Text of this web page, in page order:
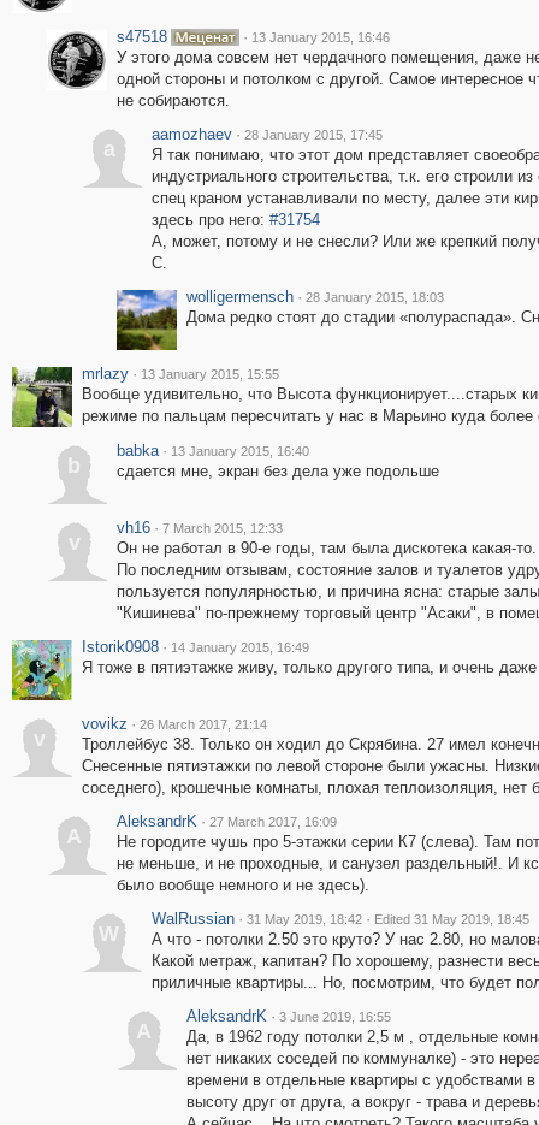
s47518 · 13 January 2015, 16:46
У этого дома совсем нет чердачного помещения, даже
одной стороны и потолком с другой. Самое
не собираются.
a
aamozhaev · 28 January 2015, 17:45
Я так понимаю, что этот дом представляет
индустриального строительства, т.к. его строили
спец краном устанавливали по месту, далее эти
здесь про него: #31754
А, может, потому и не снесли? Или же крепкий
С.
wolligermensch · 28 January 2015, 18:03
Дома редко стоят до стадии «полураспада».
mrlazy · 13 January 2015, 15:55
Вообще удивительно, что Высота функционирует....старых
режиме по пальцам пересчитать у нас в Марьино куда
b
babka · 13 January 2015, 16:40
сдается мне, экран без дела уже подольше
v
vh16 · 7 March 2015, 12:33
Он не работал в 90-е годы, там была дискотека какая-
По последним отзывам, состояние залов и туалетов
пользуется популярностью, и причина ясна: старые
"Кишинева" по-прежнему торговый центр "Асаки", в
Istorik0908 · 14 January 2015, 16:49
Я тоже в пятиэтажке живу, только другого типа, и очень
v
vovikz · 26 March 2017, 21:14
Троллейбус 38. Только он ходил до Скрябина. 27 имел
Снесенные пятиэтажки по левой стороне были ужасны.
соседнего), крошечные комнаты, плохая теплоизоляция, нет
A
AleksandrK · 27 March 2017, 16:09
Не городите чушь про 5-этажки серии К7 (слева). Там
не меньше, и не проходные, и санузел раздельный!. И
было вообще немного и не здесь).
W
WalRussian · 31 May 2019, 18:42 · Edited 31 May 2019, 18:45
А что - потолки 2.50 это круто? У нас 2.80, но
Какой метраж, капитан? По хорошему, разнести
приличные квартиры... Но, посмотрим, что будет
A
AleksandrK · 3 June 2019, 16:55
Да, в 1962 году потолки 2,5 м , отдельные
нет никаких соседей по коммуналке) - это
времени в отдельные квартиры с удобствами
высоту друг от друга, а вокруг - трава и